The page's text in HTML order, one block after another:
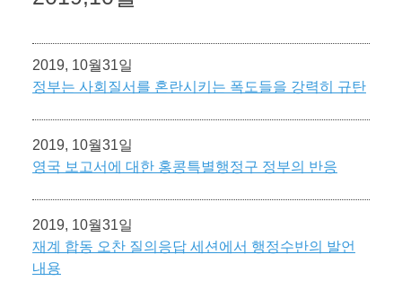
2019, 10월31일
정부는 사회질서를 혼란시키는 폭도들을 강력히 규탄
2019, 10월31일
영국 보고서에 대한 홍콩특별행정구 정부의 반응
2019, 10월31일
재계 합동 오찬 질의응답 세션에서 행정수반의 발언
내용